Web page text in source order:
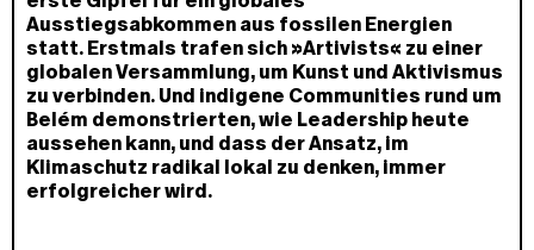
Ausstiegsabkommen aus fossilen Energien
statt. Erstmals trafen sich »Artivists« zu einer
globalen Versammlung, um Kunst und Aktivismus
zu verbinden. Und indigene Communities rund um
Belém demonstrierten, wie Leadership heute
aussehen kann, und dass der Ansatz, im
Klimaschutz radikal lokal zu denken, immer
erfolgreicher wird.